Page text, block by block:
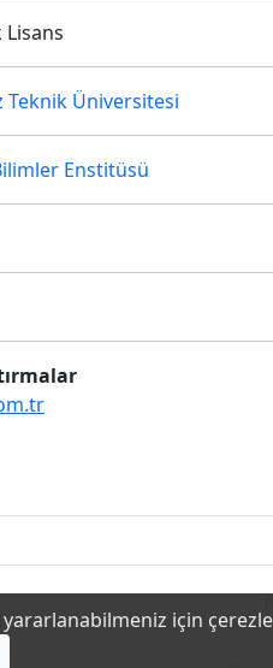
Lisans
Teknik Üniversitesi
Enstitüsü
için